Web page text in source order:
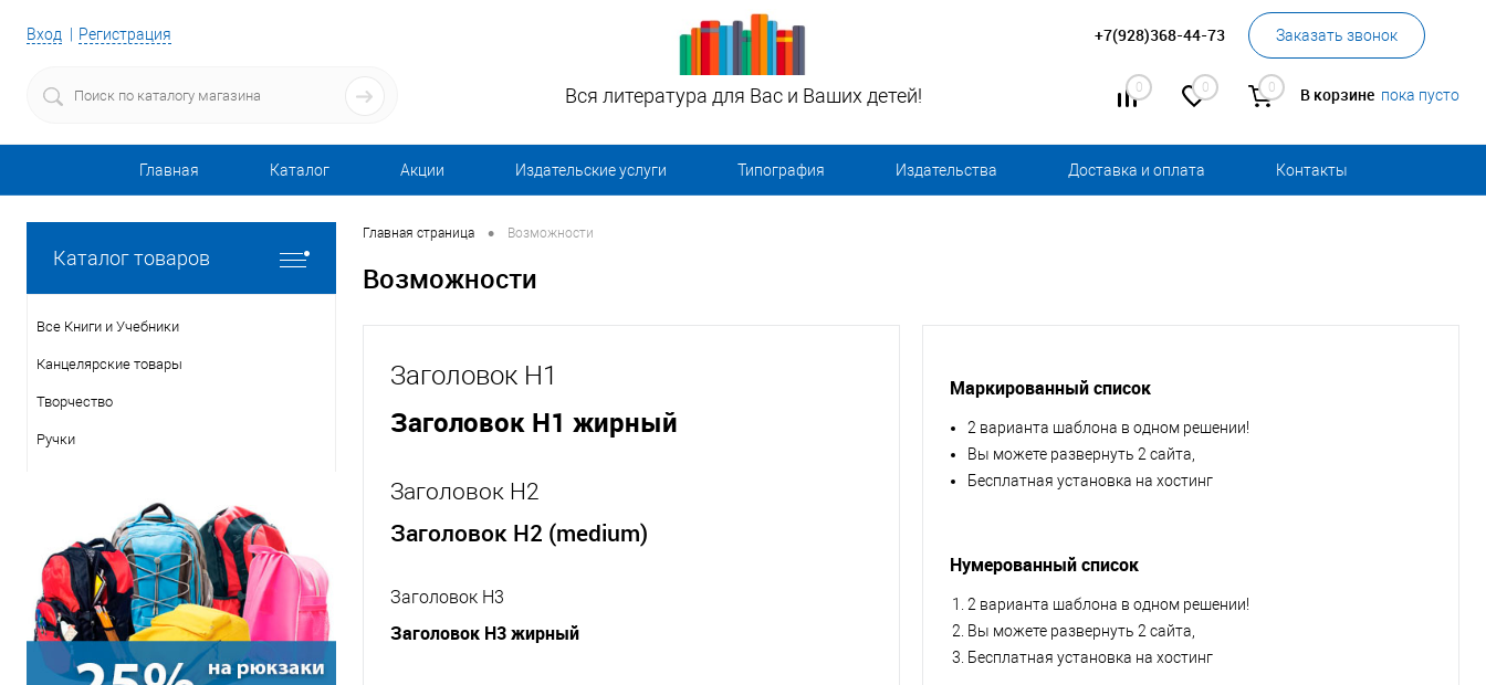
Вход Регистрация +7(928)368-44-73 Заказать звонок
0 0 0 В корзине пока пусто
Вся литература для Вас и Ваших детей!
Главная Каталог Акции Издательские услуги Типография Издательства Доставка и оплата Контакты
Каталог товаров
Все Книги и Учебники
Канцелярские товары
Творчество
Ручки
Главная страница • Возможности
Возможности
Заголовок H1
Заголовок H1 жирный
Заголовок H2
Заголовок H2 (medium)
Заголовок H3
Заголовок H3 жирный
Маркированный список
2 варианта шаблона в одном решении!
Вы можете развернуть 2 сайта,
Бесплатная установка на хостинг
Нумерованный список
2 варианта шаблона в одном решении!
Вы можете развернуть 2 сайта,
Бесплатная установка на хостинг